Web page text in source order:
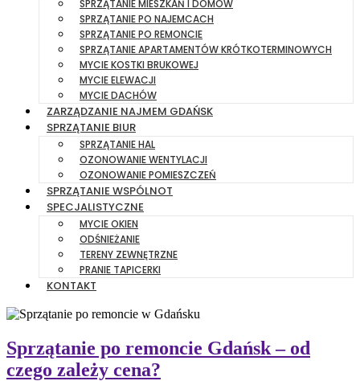
SPRZĄTANIE MIESZKAŃ I DOMÓW
SPRZĄTANIE PO NAJEMCACH
SPRZĄTANIE PO REMONCIE
SPRZĄTANIE APARTAMENTÓW KRÓTKOTERMINOWYCH
MYCIE KOSTKI BRUKOWEJ
MYCIE ELEWACJI
MYCIE DACHÓW
ZARZĄDZANIE NAJMEM GDAŃSK
SPRZĄTANIE BIUR
SPRZĄTANIE HAL
OZONOWANIE WENTYLACJI
OZONOWANIE POMIESZCZEŃ
SPRZĄTANIE WSPÓLNOT
SPECJALISTYCZNE
MYCIE OKIEN
ODŚNIEŻANIE
TERENY ZEWNĘTRZNE
PRANIE TAPICERKI
KONTAKT
Sprzątanie po remoncie Gdańsk – od
czego zależy cena?